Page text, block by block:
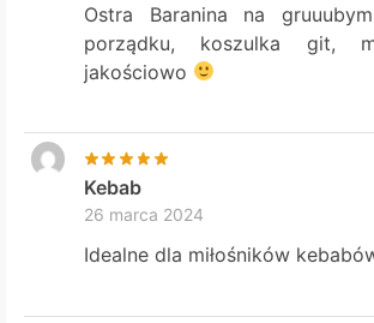
Ostra Baranina na
porządku, koszulka git,
jakościowo
Kebab
26 marca 2024
Idealne dla miłośników